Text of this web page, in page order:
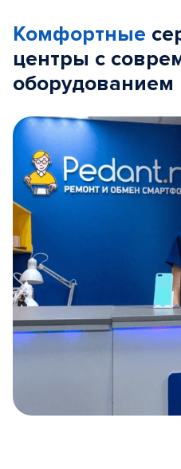
Комфортные
центры с
оборудованием